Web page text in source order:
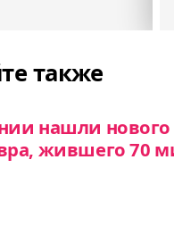
также
нашли нового
жившего 70